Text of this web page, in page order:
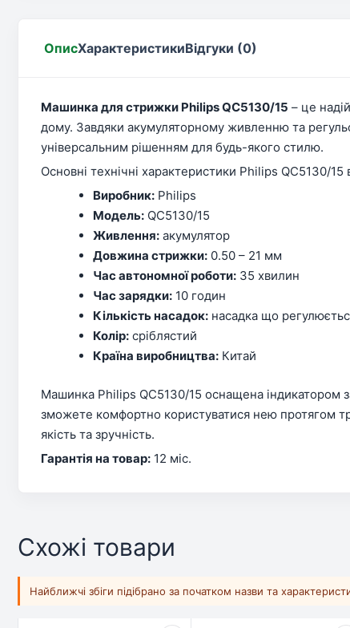
ОписХарактеристикиВідгуки (0)
Машинка для стрижки Philips QC5130/15 – це
дому. Завдяки акумуляторному живленню та
універсальним рішенням для будь-якого стилю.
Основні технічні характеристики Philips QC5130/
Виробник: Philips
Модель: QC5130/15
Живлення: акумулятор
Довжина стрижки: 0.50 – 21 мм
Час автономної роботи: 35 хвилин
Час зарядки: 10 годин
Кількість насадок: насадка що
Колір: сріблястий
Країна виробництва: Китай
Машинка Philips QC5130/15 оснащена індикатором
зможете комфортно користуватися нею протягом
якість та зручність.
Гарантія на товар: 12 міс.
Схожі товари
Найближчі збіги підібрано за початком назви та